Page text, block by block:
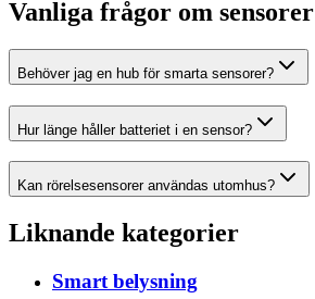
Vanliga frågor om sensorer
Behöver jag en hub för smarta sensorer?
Hur länge håller batteriet i en sensor?
Kan rörelsesensorer användas utomhus?
Liknande kategorier
Smart belysning